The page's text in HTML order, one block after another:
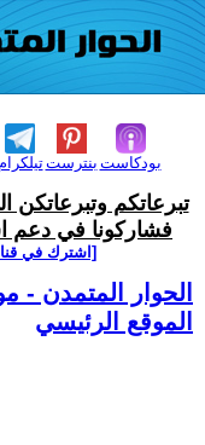
تيلكرامبنترست بودكاست
تبرعاتكم وتبرعاتكن
فشاركونا في دعم
[اشترك في
الحوار المتمدن -
الموقع الرئيسي